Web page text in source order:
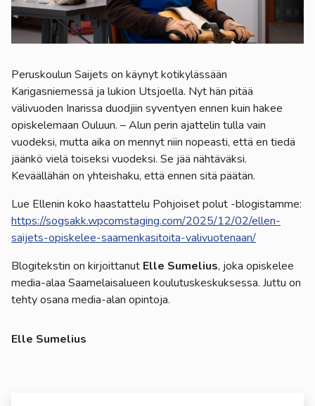
Peruskoulun Saijets on käynyt kotikylässään
Karigasniemessä ja lukion Utsjoella. Nyt hän pitää
välivuoden Inarissa duodjiin syventyen ennen kuin hakee
opiskelemaan Ouluun. – Alun perin ajattelin tulla vain
vuodeksi, mutta aika on mennyt niin nopeasti, että en tiedä
jäänkö vielä toiseksi vuodeksi. Se jää nähtäväksi.
Keväällähän on yhteishaku, että ennen sitä päätän.
Lue Ellenin koko haastattelu Pohjoiset polut -blogistamme:
https://sogsakk.wpcomstaging.com/2025/12/02/ellen-
saijets-opiskelee-saamenkasitoita-valivuotenaan/
Blogitekstin on kirjoittanut Elle Sumelius, joka opiskelee
media-alaa Saamelaisalueen koulutuskeskuksessa. Juttu on
tehty osana media-alan opintoja.
Elle Sumelius